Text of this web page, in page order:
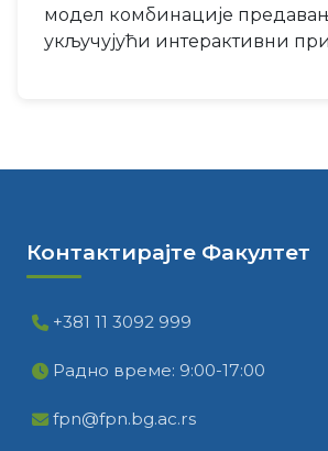
модел комбинације
укључујући интерактивни
Контактирајте Факултет
+381 11 3092 999
Радно време: 9:00-17:00
fpn@fpn.bg.ac.rs